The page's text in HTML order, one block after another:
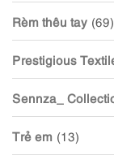
Rèm thêu tay (69)
Prestigious
Sennza_
Trẻ em (13)